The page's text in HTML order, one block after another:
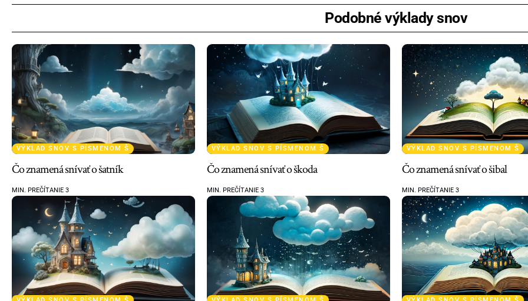
Podobné výklady snov
VÝKLAD SNOV S PÍSMENOM Š
Čo znamená snívať o šatník
MIN. PREČÍTANIE 3
VÝKLAD SNOV S PÍSMENOM Š
Čo znamená snívať o škoda
MIN. PREČÍTANIE 3
VÝKLAD SNOV S PÍSMENOM Š
Čo znamená snívať o šibal
MIN. PREČÍTANIE 3